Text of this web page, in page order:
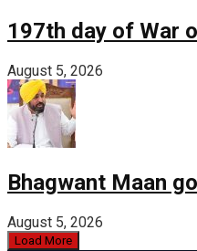
197th day of War
August 5, 2026
Bhagwant Maan
August 5, 2026
Load More